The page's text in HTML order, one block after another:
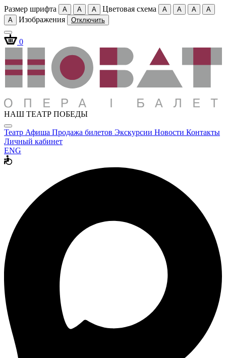
Размер шрифта A A A Цветовая схема A A A
A
A
Изображения Отключить
0
НАШ ТЕАТР ПОБЕДЫ
Театр Афиша Продажа билетов Экскурсии Новости Контакты
Личный кабинет
ENG